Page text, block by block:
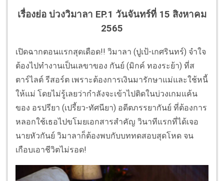
เรื่องย่อ บ่วงวิมาลา EP.1 วันจันทร์ที่ 15 สิงหาคม
2565
เปิดฉากตอนแรกสุดเดือด!! วิมาลา (ปูเป้-เกศรินทร์) จำใจ
ต้องไปทำงานเป็นเลขาของ กันย์ (มิกค์ ทองระย้า) ที่ส
ตาร์ไลต์ รีสอร์ต เพราะต้องการเงินมารักษาแม่และใช้หนี้
ให้แม่ โดยไม่รู้เลยว่ากำลังจะเข้าไปติดในบ่วงเกมแค้น
ของ อรปรียา (เปรี้ยว-ทัศนียา) อดีตภรรยากันย์ ที่ต้องการ
หลอกใช้เธอไปขโมยเอกสารสำคัญ วินาทีแรกที่ได้เจอ
นายหัวกันย์ วิมาลาก็ต้องพบกับบททดสอบสุดโหด จน
เกือบเอาชีวิตไม่รอด!